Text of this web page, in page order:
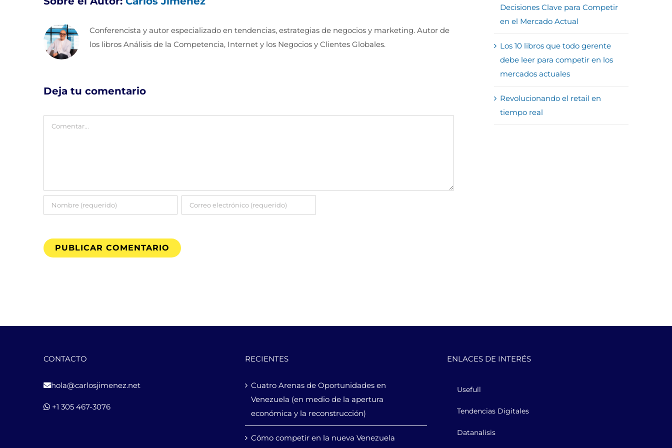
Conferencista y autor especializado en tendencias, estrategias de negocios y marketing. Autor de
los libros Análisis de la Competencia, Internet y los Negocios y Clientes Globales.
Deja tu comentario
Comentar
Decisiones Clave para Competir
en el Mercado Actual
Los 10 libros que todo gerente
debe leer para competir en los
mercados actuales
Revolucionando el retail en
tiempo real
CONTACTO
hola@carlosjimenez.net
+1 305 467-3076
RECIENTES
Cuatro Arenas de Oportunidades en
Venezuela (en medio de la apertura
económica y la reconstrucción)
Cómo competir en la nueva Venezuela
ENLACES DE INTERÉS
Usefull
Tendencias Digitales
Datanalisis